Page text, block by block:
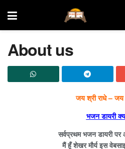
About us
जय श्री राधे – जय
भजन डायरी
सर्वप्रथम भजन डायरी
मैं हूँ शेखर मौर्य इस